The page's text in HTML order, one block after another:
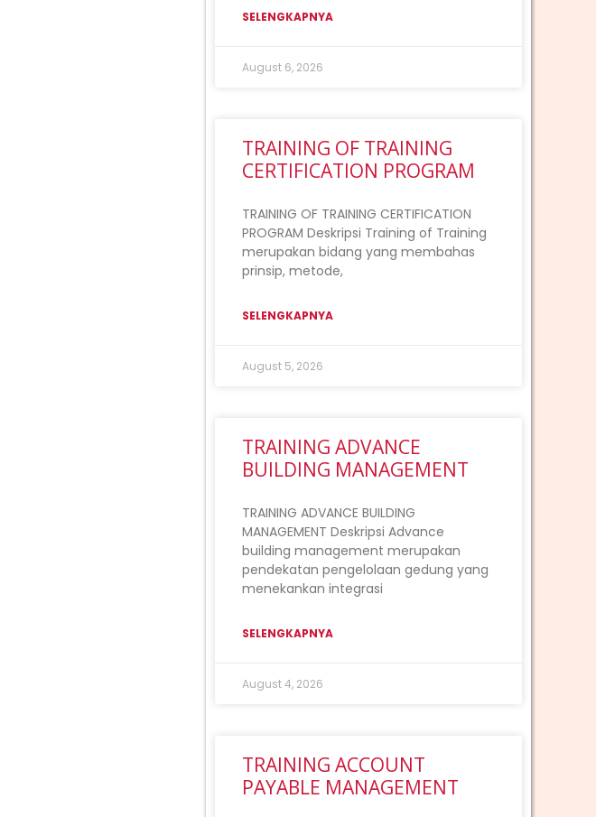
SELENGKAPNYA
August 6, 2026
TRAINING OF TRAINING
CERTIFICATION PROGRAM
TRAINING OF TRAINING CERTIFICATION
PROGRAM Deskripsi Training of Training
merupakan bidang yang membahas
prinsip, metode,
SELENGKAPNYA
August 5, 2026
TRAINING ADVANCE
BUILDING MANAGEMENT
TRAINING ADVANCE BUILDING
MANAGEMENT Deskripsi Advance
building management merupakan
pendekatan pengelolaan gedung yang
menekankan integrasi
SELENGKAPNYA
August 4, 2026
TRAINING ACCOUNT
PAYABLE MANAGEMENT